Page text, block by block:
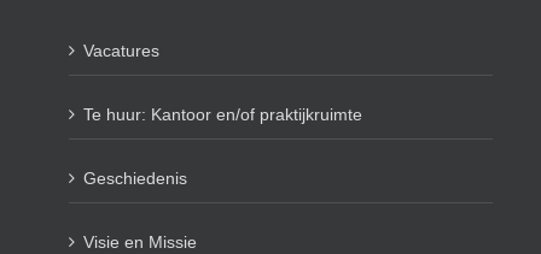
Vacatures
Te huur: Kantoor en/of praktijkruimte
Geschiedenis
Visie en Missie